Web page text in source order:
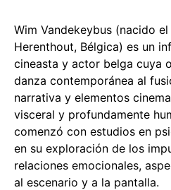
Wim Vandekeybus (nacido
Herenthout, Bélgica) es un
cineasta y actor belga cuya
danza contemporánea al
narrativa y elementos
visceral y profundamente
comenzó con estudios en
en su exploración de los
relaciones emocionales,
al escenario y a la pantalla.